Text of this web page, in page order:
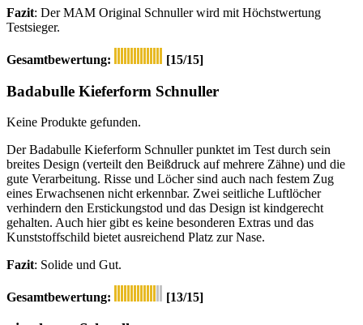
Fazit: Der MAM Original Schnuller wird mit Höchstwertung
Testsieger.
Gesamtbewertung: [15/15]
Badabulle Kieferform Schnuller
Keine Produkte gefunden.
Der Badabulle Kieferform Schnuller punktet im Test durch sein
breites Design (verteilt den Beißdruck auf mehrere Zähne) und die
gute Verarbeitung. Risse und Löcher sind auch nach festem Zug
eines Erwachsenen nicht erkennbar. Zwei seitliche Luftlöcher
verhindern den Erstickungstod und das Design ist kindgerecht
gehalten. Auch hier gibt es keine besonderen Extras und das
Kunststoffschild bietet ausreichend Platz zur Nase.
Fazit: Solide und Gut.
Gesamtbewertung: [13/15]